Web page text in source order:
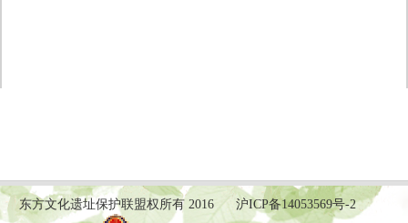
东方文化遗址保护联盟权所有 2016 沪ICP备14053569号-2